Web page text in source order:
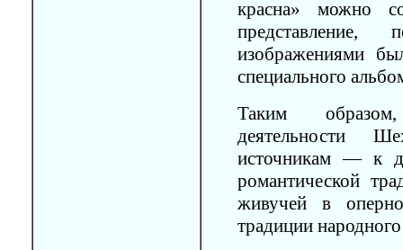
красна» можно
изображениями
специального
Таким
деятельности
источникам — к
романтической
живучей в
традиции народного